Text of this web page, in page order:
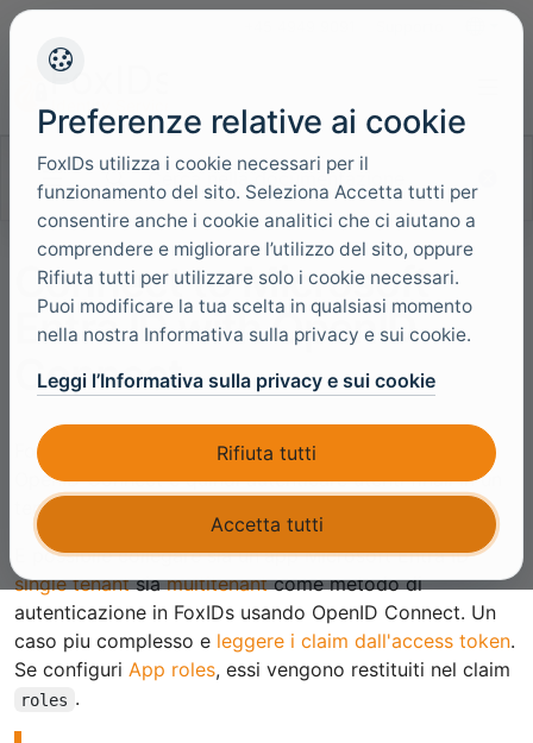
Cerca nella documentazione
Connect to Microsoft
Entra ID with OpenID
Connect
FoxIDs puo essere collegato a Microsoft Entra ID con
OpenID Connect e quindi autenticare utenti finali in un
tenant Microsoft Entra ID.
E possibile collegare sia un'app Microsoft Entra ID
single tenantsiamultitenantcome metodo di
autenticazione in FoxIDs usando OpenID Connect. Un
caso piu complesso e leggere i claim dall'access token.
Se configuri App roles, essi vengono restituiti nel claim
roles .
Preferenze relative ai cookie
FoxIDs utilizza i cookie necessari per il
funzionamento del sito. Seleziona Accetta tutti per
consentire anche i cookie analitici che ci aiutano a
comprendere e migliorare l’utilizzo del sito, oppure
Rifiuta tutti per utilizzare solo i cookie necessari.
Puoi modificare la tua scelta in qualsiasi momento
nella nostra Informativa sulla privacy e sui cookie.
Leggi l’Informativa sulla privacy e sui cookie
Rifiuta tutti
Accetta tutti